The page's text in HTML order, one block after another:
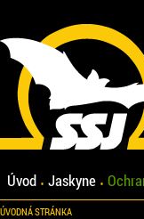
Úvod Jaskyne
ÚVODNÁ STRÁNKA